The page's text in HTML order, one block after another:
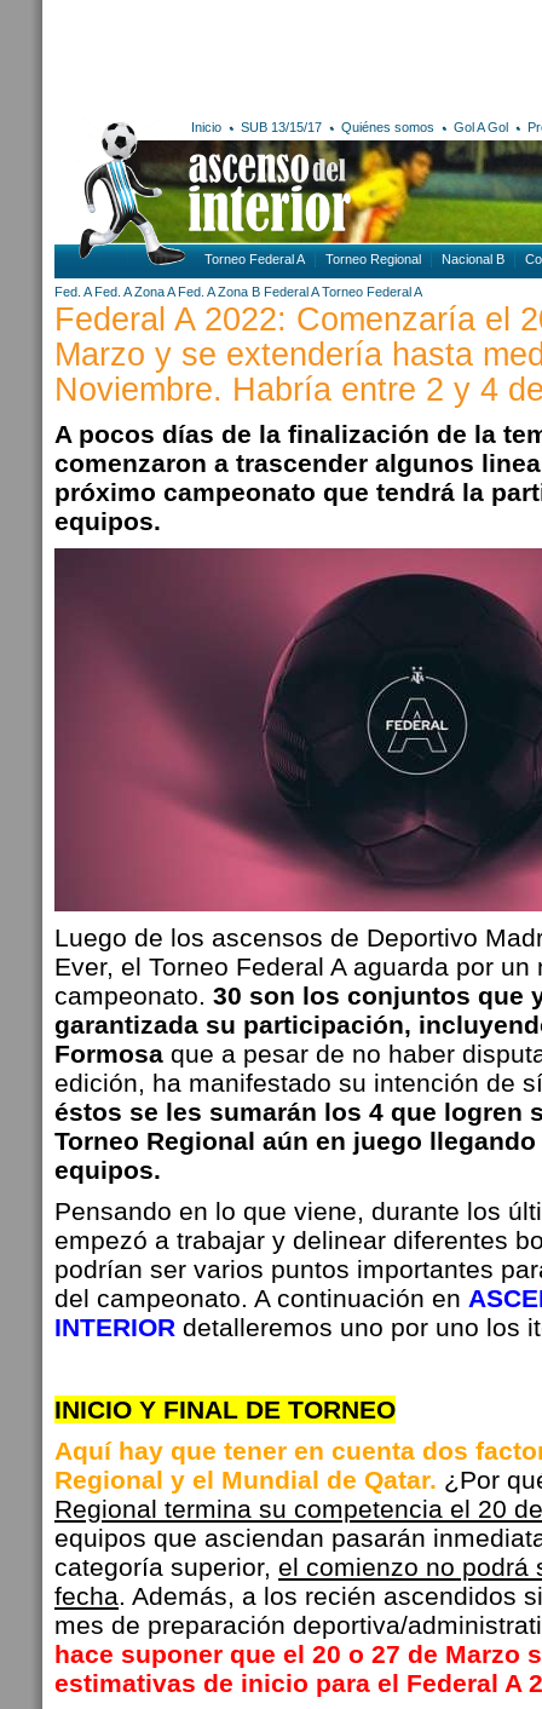
Inicio SUB 13/15/17 Quiénes somos Gol A Gol
Torneo Federal A Torneo Regional Nacional B
Fed. A Fed. A Zona A Fed. A Zona B Federal A Torneo Federal A
Federal A 2022: Comenzaría el
Marzo y se extendería hasta
Noviembre. Habría entre 2 y 4
A pocos días de la finalización de la
comenzaron a trascender algunos
próximo campeonato que tendrá la
equipos.
Luego de los ascensos de Deportivo
Ever, el Torneo Federal A aguarda por un
campeonato. 30 son los conjuntos que
garantizada su participación,
Formosa que a pesar de no haber
edición, ha manifestado su intención de
éstos se les sumarán los 4 que logren
Torneo Regional aún en juego
equipos.
Pensando en lo que viene, durante los
empezó a trabajar y delinear diferentes
podrían ser varios puntos importantes
del campeonato. A continuación en
INTERIOR detalleremos uno por uno los
INICIO Y FINAL DE TORNEO
Aquí hay que tener en cuenta dos
Regional y el Mundial de Qatar. ¿Por
Regional termina su competencia el 20
equipos que asciendan pasarán
categoría superior, el comienzo no podrá
fecha. Además, a los recién ascendidos
mes de preparación deportiva/
hace suponer que el 20 o 27 de Marzo
estimativas de inicio para el Federal A